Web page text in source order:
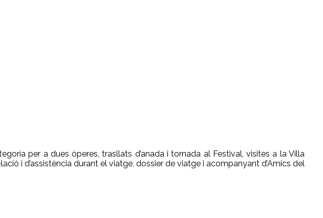
per a dues òperes, trasllats d’anada i tornada al Festival, visites a la Villa
i d’assistència durant el viatge, dossier de viatge i acompanyant d’Amics del